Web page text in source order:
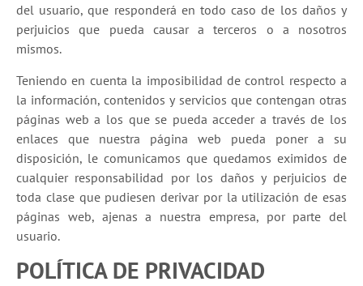
del usuario, que responderá en todo caso de los daños y
perjuicios que pueda causar a terceros o a nosotros
mismos.
Teniendo en cuenta la imposibilidad de control respecto a
la información, contenidos y servicios que contengan otras
páginas web a los que se pueda acceder a través de los
enlaces que nuestra página web pueda poner a su
disposición, le comunicamos que quedamos eximidos de
cualquier responsabilidad por los daños y perjuicios de
toda clase que pudiesen derivar por la utilización de esas
páginas web, ajenas a nuestra empresa, por parte del
usuario.
POLÍTICA DE PRIVACIDAD